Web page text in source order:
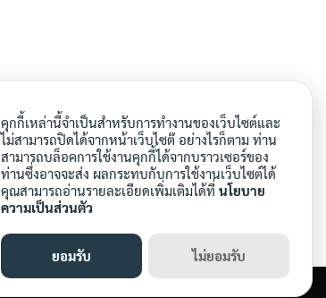
คุกกี้เหล่านี้จำเป็นสำหรับการทำงานของเว็บไซต์และ
ไม่สามารถปิดได้จากหน้าเว็บไซต๊ อย่างไรก็ตาม ท่าน
สามารถบล็อคการใช้งานคุกกี้ได้จากบราวเซอร์ของ
ท่านซึ่งอาจจะส่ง ผลกระทบกับการใช้งานเว็บไซต์ได้
คุณสามารถอ่านรายละเอียดเพิ่มเติมได้ที่ นโยบาย
ความเป็นส่วนตัว
ยอมรับ ไม่ยอมรับ